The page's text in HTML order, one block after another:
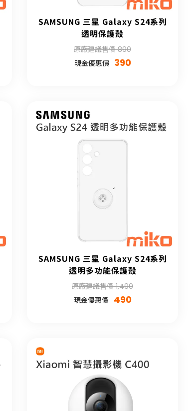
SAMSUNG 三星 Galaxy S24系列
透明保護殼
原廠建議售價 890
現金優惠價 390
SAMSUNG 三星 Galaxy S24系列
透明多功能保護殼
原廠建議售價 1,490
現金優惠價 490